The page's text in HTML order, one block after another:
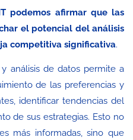
podemos afirmar que las
el potencial del análisis
competitiva significativa.
análisis de datos permite a
de las preferencias y
identificar tendencias del
de sus estrategias. Esto no
más informadas, sino que